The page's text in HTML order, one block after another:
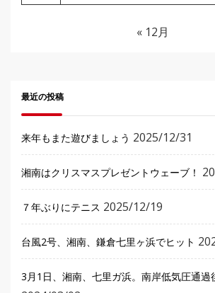
« 12月
最近の投稿
来年もまた遊びましょう 2025/12/31
湘南はクリスマスプレゼントウェーブ！
７年ぶりにテニス 2025/12/19
台風2号、湘南、鎌倉七里ヶ浜でヒット
3月1日、湘南、七里ガ浜。南岸低気圧通過